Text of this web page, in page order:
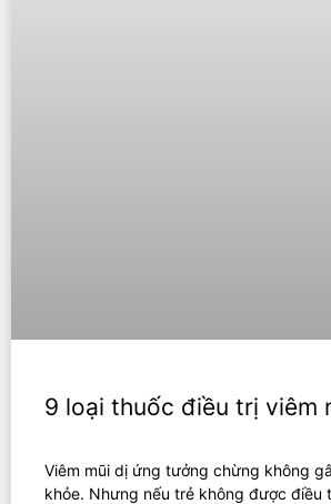
9 loại thuốc điều trị viêm
Viêm mũi dị ứng tưởng chừng không
khỏe. Nhưng nếu trẻ không được điều